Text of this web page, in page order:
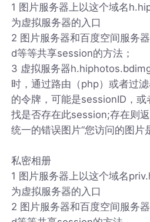
1 图片服务器上以这个域名
为虚拟服务器的入口
2 图片服务器和百度空间服务
d等等共享session的方法；
3 虚拟服务器
时，通过路由（php）或者过
的令牌，可能是sessionID，
找是否存在此session;存在则
统一的错误图片“您访问的图片
私密相册
1 图片服务器上以这个域名
为虚拟服务器的入口
2 图片服务器和百度空间服务